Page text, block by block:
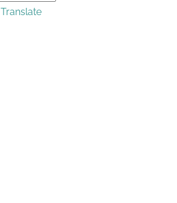
Translate